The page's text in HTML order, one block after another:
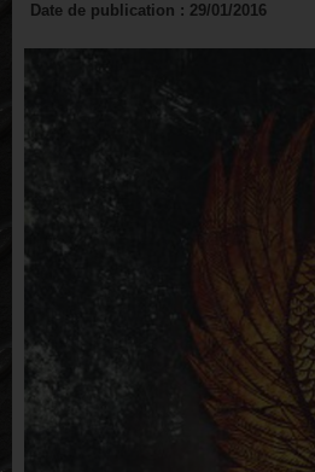
Date de publication : 29/01/2016